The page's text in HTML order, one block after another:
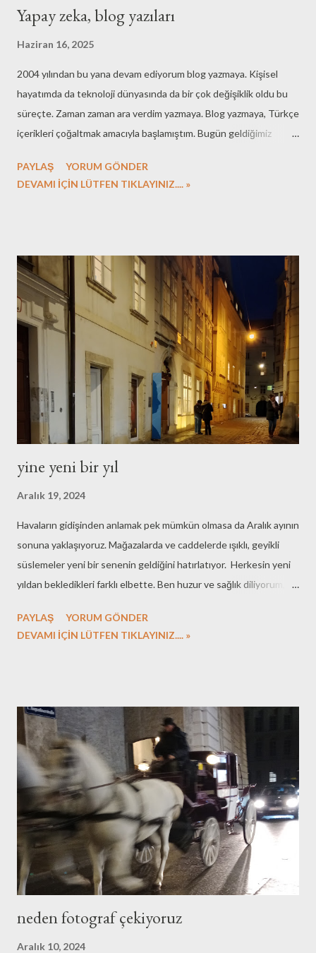
Yapay zeka, blog yazıları
Haziran 16, 2025
2004 yılından bu yana devam ediyorum blog yazmaya. Kişisel
hayatımda da teknoloji dünyasında da bir çok değişiklik oldu bu
süreçte. Zaman zaman ara verdim yazmaya. Blog yazmaya, Türkçe
içerikleri çoğaltmak amacıyla başlamıştım. Bugün geldiğimiz
ediyorum yazmaya. Bir çok işin yapay zeka araçlarına yaptırıldığı
günümüz dünyasında, özgün içerik bulmak zorlaşıyor. İlk başlarda
konularda, yapay tatlardan ari içeriklere ulaşmak isterseniz tek
yapmanız gereken SadeceOzgur sayfasına ulaşmak. Bu yazıyla
birlikte, bundan sonra yapay zeka destekli hiçbir içeriğin blog
sayfamda yer almayacağını duyuruyorum.
PAYLAŞ
YORUM GÖNDER
DEVAMI İÇİN LÜTFEN TIKLAYINIZ.... »
yine yeni bir yıl
Aralık 19, 2024
Havaların gidişinden anlamak pek mümkün olmasa da Aralık ayının
sonuna yaklaşıyoruz. Mağazalarda ve caddelerde ışıklı, geyikli
süslemeler yeni bir senenin geldiğini hatırlatıyor. Herkesin yeni
yıldan bekledikleri farklı elbette. Ben huzur ve sağlık diliyorum,
eklemeyi kendime hedef olarak koydum. Bu yazıların belirli bir
konusu olmayacak. Doğaçlama, aklıma gelenler, aklıma takılanlar.
okurlarımı. Umarım beğenirsiniz...
PAYLAŞ
YORUM GÖNDER
DEVAMI İÇİN LÜTFEN TIKLAYINIZ.... »
neden fotograf çekiyoruz
Aralık 10, 2024